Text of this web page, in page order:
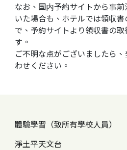
なお、国内予約サイトから事
いた場合も、ホテルでは領収
で、予約サイトより領収書の
す。
ご不明な点がございましたら
わせください。
體驗學習（致所有學校人員）
淨土平天文台